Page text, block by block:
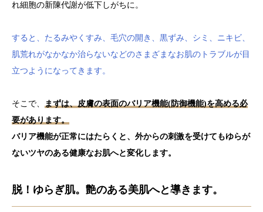
れ細胞の新陳代謝が低下しがちに。
すると、たるみやくすみ、毛穴の開き、黒ずみ、シミ、ニキビ、
肌荒れがなかなか治らないなどのさまざまなお肌のトラブルが目
立つようになってきます。
そこで、 まずは、皮膚の表面のバリア機能(防御機能)を高める必
要があります。
バリア機能が正常にはたらくと、外からの刺激を受けてもゆらが
ないツヤのある健康なお肌へと変化します。
脱！ゆらぎ肌。艶のある美肌へと導きます。